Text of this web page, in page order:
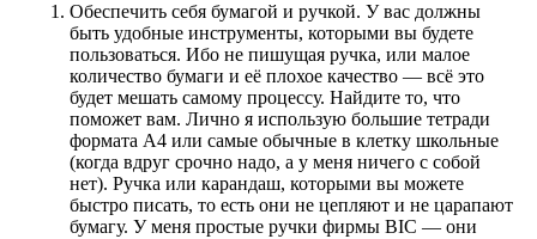
Обеспечить себя бумагой и ручкой. У вас должны
быть удобные инструменты, которыми вы будете
пользоваться. Ибо не пишущая ручка, или малое
количество бумаги и её плохое качество — всё это
будет мешать самому процессу. Найдите то, что
поможет вам. Лично я использую большие тетради
формата А4 или самые обычные в клетку школьные
(когда вдруг срочно надо, а у меня ничего с собой
нет). Ручка или карандаш, которыми вы можете
быстро писать, то есть они не цепляют и не царапают
бумагу. У меня простые ручки фирмы BIC — они